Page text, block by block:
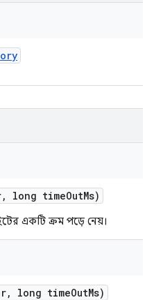
, long timeOutMs)
একটি ক্রম পড়ে নেয়।
, long timeOutMs)